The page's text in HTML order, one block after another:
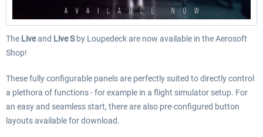
The Liveand Live Sby Loupedeck are now available in the Aerosoft
Shop!
These fully configurable panels are perfectly suited to directly control
a plethora of functions - for example in a flight simulator setup. For
an easy and seamless start, there are also pre-configured button
layouts available for download.